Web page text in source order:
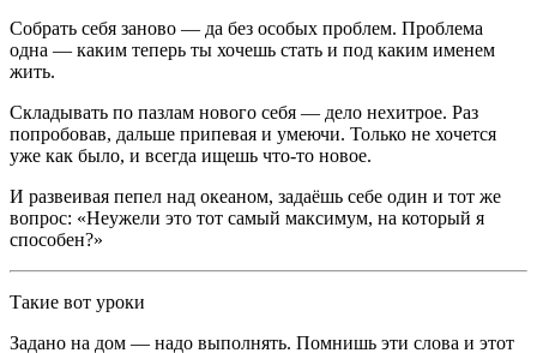
Собрать себя заново — да без особых проблем. Проблема
одна — каким теперь ты хочешь стать и под каким именем
жить.
Складывать по пазлам нового себя — дело нехитрое. Раз
попробовав, дальше припевая и умеючи. Только не хочется
уже как было, и всегда ищешь что-то новое.
И развеивая пепел над океаном, задаёшь себе один и тот же
вопрос: «Неужели это тот самый максимум, на который я
способен?»
Такие вот уроки
Задано на дом — надо выполнять. Помнишь эти слова и этот